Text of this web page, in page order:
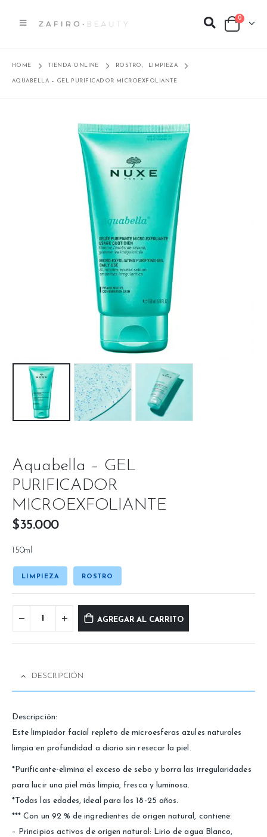
0
HOME TIENDA ONLINE ROSTRO , LIMPIEZA
AQUABELLA – GEL PURIFICADOR MICROEXFOLIANTE
Aquabella – GEL
PURIFICADOR
MICROEXFOLIANTE
$35.000
150ml
LIMPIEZA ROSTRO
AGREGAR AL CARRITO
DESCRIPCIÓN
Descripción:
Este limpiador facial repleto de microesferas azules naturales
limpia en profundidad a diario sin resecar la piel.
*Purificante-elimina el exceso de sebo y borra las irregularidades
para lucir una piel más limpia, fresca y luminosa.
*Todas las edades, ideal para los 18-25 años.
*** Con un 92 % de ingredientes de origen natural, contiene:
– Principios activos de origen natural: Lirio de agua Blanco,